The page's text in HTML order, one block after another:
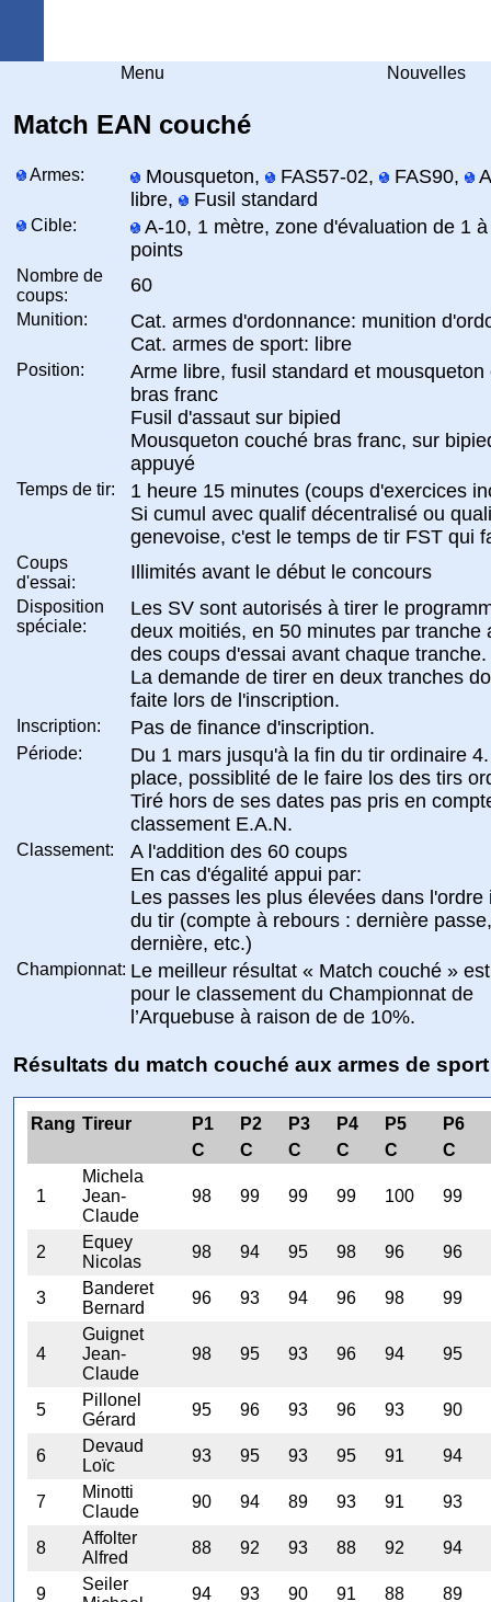
Menu Nouvelles
Match EAN couché
Armes: Mousqueton, FAS57-02, FAS90,
libre,
Fusil standard
Cible:
A-10, 1 mètre, zone d'évaluation de 1
points
Nombre de
coups:
60
Munition:
Cat. armes d'ordonnance: munition
Cat. armes de sport: libre
Position:
Arme libre, fusil standard et mousqueton
bras franc
Fusil d'assaut sur bipied
Mousqueton couché bras franc, sur
appuyé
Temps de tir:
1 heure 15 minutes (coups d'exercices
Si cumul avec qualif décentralisé ou
genevoise, c'est le temps de tir FST qui
Coups
d'essai:
Illimités avant le début le concours
Disposition
spéciale:
Les SV sont autorisés à tirer le
deux moitiés, en 50 minutes par tranche
des coups d'essai avant chaque tranche.
La demande de tirer en deux tranches
faite lors de l'inscription.
Inscription: Pas de finance d'inscription.
Période:
Du 1 mars jusqu'à la fin du tir ordinaire
place, possiblité de le faire los des tirs
Tiré hors de ses dates pas pris en
classement E.A.N.
Classement:
A l'addition des 60 coups
En cas d'égalité appui par:
Les passes les plus élevées dans l'ordre
du tir (compte à rebours : dernière
dernière, etc.)
Championnat: Le meilleur résultat « Match couché »
pour le classement du Championnat de
l’Arquebuse à raison de de 10%.
Résultats du match couché aux armes de sport
Rang Tireur P1 P2 P3 P4 P5
P6
C
C C C C C
1
Michela
Jean-
Claude
98 99 99 99 100 99
2
Equey
Nicolas
98 94 95 98 96 96
3
Banderet
Bernard
96 93 94 96 98 99
4
Guignet
Jean-
Claude
98 95 93 96 94 95
5
Pillonel
Gérard
95 96 93 96 93 90
6
Devaud
Loïc
93 95 93 95 91 94
7
Minotti
Claude
90 94 89 93 91 93
8
Affolter
Alfred
88 92 93 88 92 94
9
Seiler
94 93 90 91 88 89